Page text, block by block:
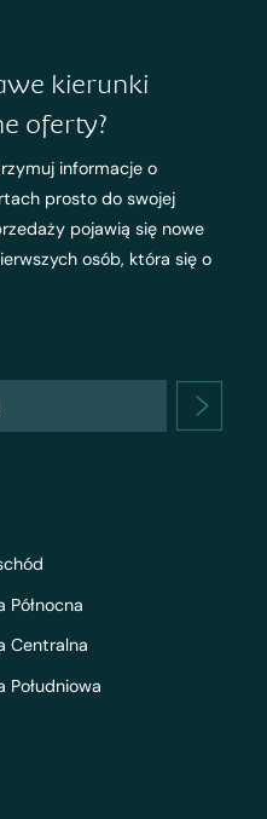
kierunki
oferty?
informacje o
prosto do swojej
pojawią się nowe
osób, która się o
Północna
Centralna
Południowa